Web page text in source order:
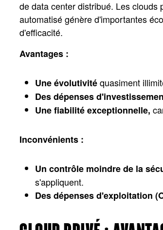
de data center distribué. Les
automatisé génère d'importantes
d'efficacité.
Avantages :
Une évolutivitéquasiment
Des dépenses
Une fiabilité exceptionnelle,
Inconvénients :
Un contrôle moindre de la
s'appliquent.
Des dépenses d'exploitation